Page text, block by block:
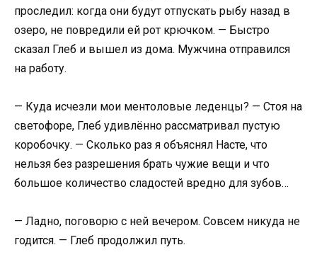
проследил: когда они будут отпускать рыбу назад в
озеро, не повредили ей рот крючком. — Быстро
сказал Глеб и вышел из дома. Мужчина отправился
на работу.
— Куда исчезли мои ментоловые леденцы? — Стоя на
светофоре, Глеб удивлённо рассматривал пустую
коробочку. — Сколько раз я объяснял Насте, что
нельзя без разрешения брать чужие вещи и что
большое количество сладостей вредно для зубов…
— Ладно, поговорю с ней вечером. Совсем никуда не
годится. — Глеб продолжил путь.